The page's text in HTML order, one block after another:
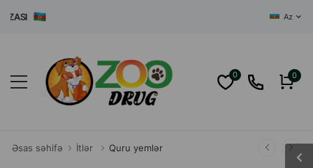
Az
0 0
Əsas səhifə İtlər Quru yemlər